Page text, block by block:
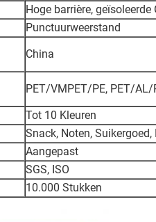
Hoge barrière, geïsoleerde
Punctuurweerstand
China
PET/VMPET/PE, PET/AL/
Tot 10 Kleuren
Snack, Noten, Suikergoed,
Aangepast
SGS, ISO
10.000 Stukken